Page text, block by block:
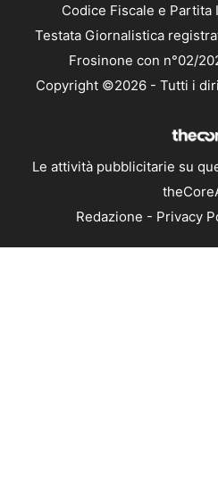
Codice Fiscale e Partita
Testata Giornalistica
Frosinone con n°02/
Copyright ©2026 - Tutti i
Le attività pubblicitarie su
Redazione - Privacy